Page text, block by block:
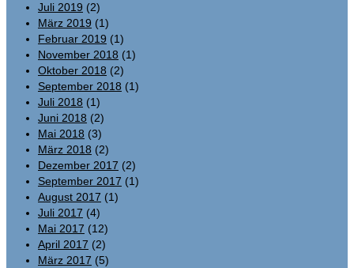
Juli 2019 (2)
März 2019 (1)
Februar 2019 (1)
November 2018 (1)
Oktober 2018 (2)
September 2018 (1)
Juli 2018 (1)
Juni 2018 (2)
Mai 2018 (3)
März 2018 (2)
Dezember 2017 (2)
September 2017 (1)
August 2017 (1)
Juli 2017 (4)
Mai 2017 (12)
April 2017 (2)
März 2017 (5)